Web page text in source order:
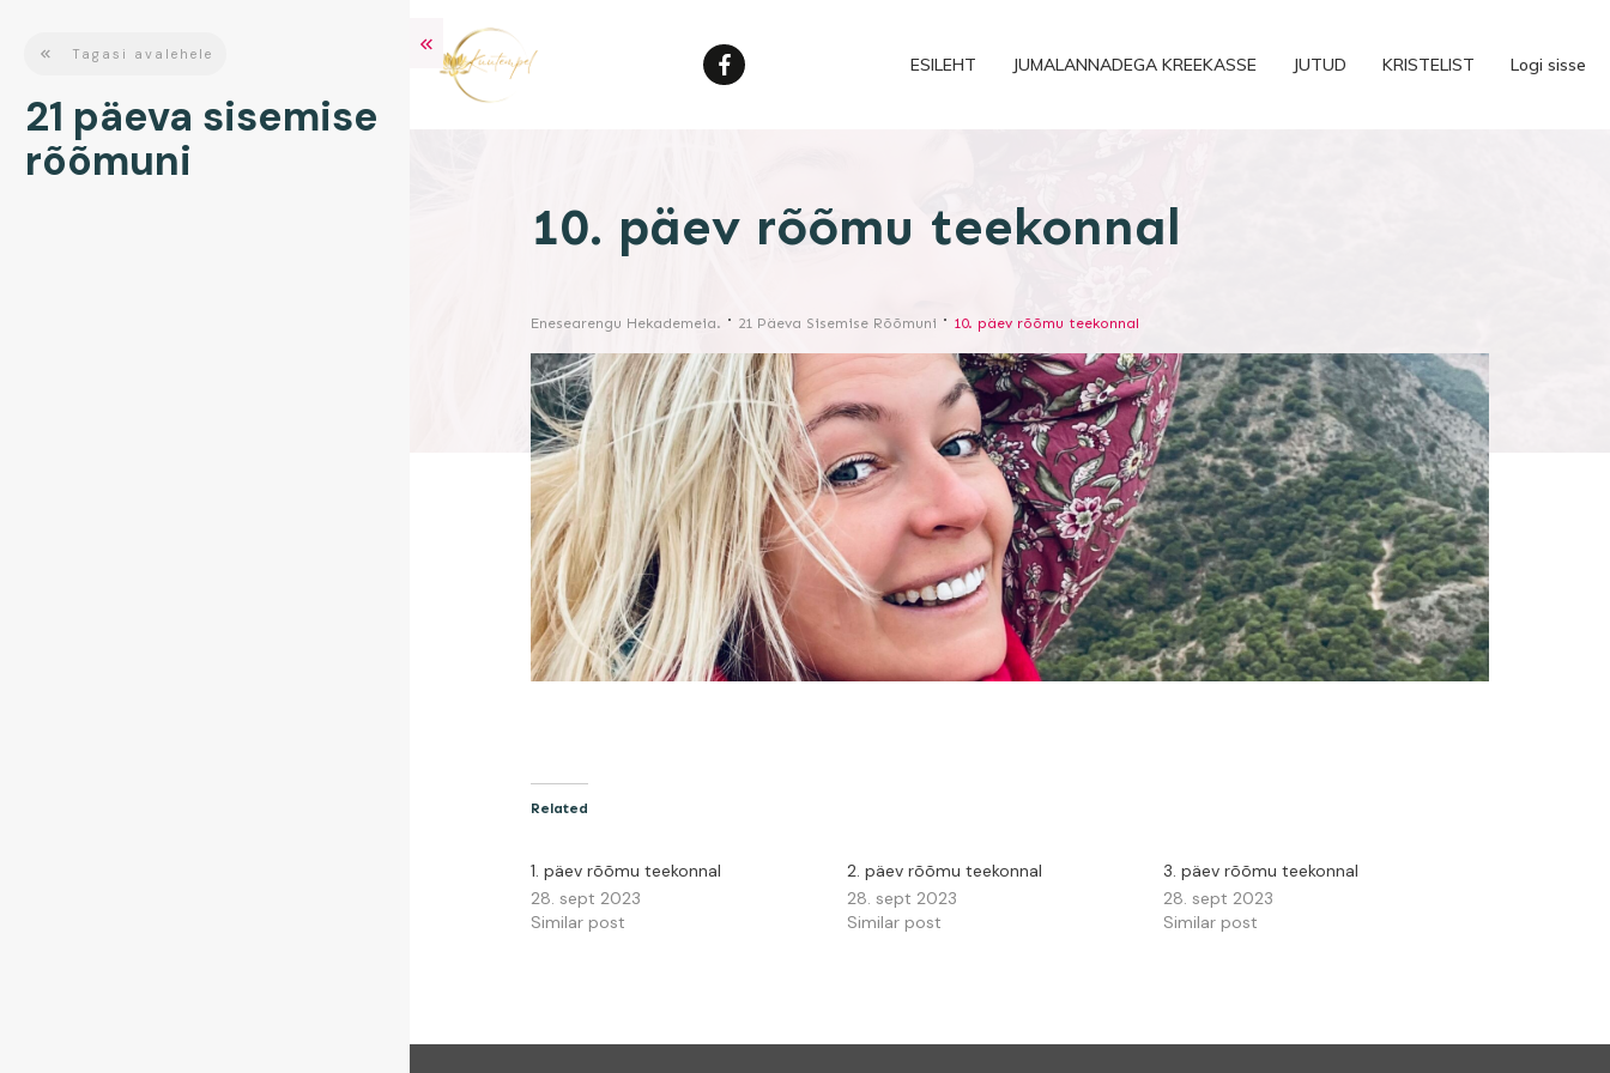
ESILEHT JUMALANNADEGA KREEKASSE JUTUD KRISTELIST Logi sisse
10. päev rõõmu teekonnal
Enesearengu Hekademeia. 21 Päeva Sisemise Rõõmuni 10. päev rõõmu teekonnal
Related
1. päev rõõmu teekonnal
28. sept 2023
Similar post
2. päev rõõmu teekonnal
28. sept 2023
Similar post
3. päev rõõmu teekonnal
28. sept 2023
Similar post
Tagasi avalehele
21 päeva sisemise
rõõmuni